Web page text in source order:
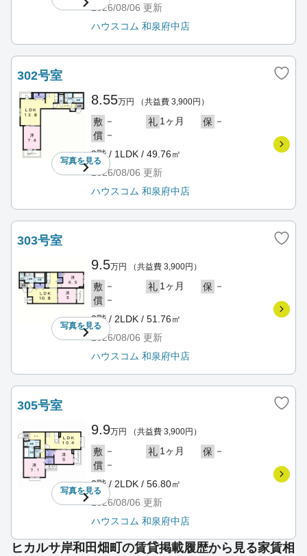
2026/08/06 更新
ハウスコム 和泉府中店
302号室
写真を見る
8.55万円 （共益費 3,900円）
敷 － 礼 1ヶ月 保 －
償 －
3階 / 1LDK / 49.76㎡
2026/08/06 更新
ハウスコム 和泉府中店
303号室
写真を見る
9.5万円 （共益費 3,900円）
敷 － 礼 1ヶ月 保 －
償 －
3階 / 2LDK / 51.76㎡
2026/08/06 更新
ハウスコム 和泉府中店
305号室
写真を見る
9.9万円 （共益費 3,900円）
敷 － 礼 1ヶ月 保 －
償 －
3階 / 2LDK / 56.80㎡
2026/08/06 更新
ハウスコム 和泉府中店
ヒカルサ岸和田畑町の賃貸掲載履歴から見る家賃相